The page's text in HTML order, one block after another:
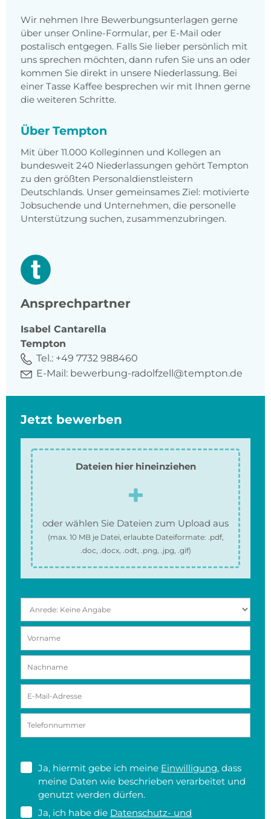
Wir nehmen Ihre Bewerbungsunterlagen gerne
über unser Online-Formular, per E-Mail oder
postalisch entgegen. Falls Sie lieber persönlich mit
uns sprechen möchten, dann rufen Sie uns an oder
kommen Sie direkt in unsere Niederlassung. Bei
einer Tasse Kaffee besprechen wir mit Ihnen gerne
die weiteren Schritte.
Über Tempton
Mit über 11.000 Kolleginnen und Kollegen an
bundesweit 240 Niederlassungen gehört Tempton
zu den größten Personaldienstleistern
Deutschlands. Unser gemeinsames Ziel: motivierte
Jobsuchende und Unternehmen, die personelle
Unterstützung suchen, zusammenzubringen.
Ansprechpartner
Isabel Cantarella
Tempton
Tel.: +49 7732 988460
E-Mail: bewerbung-radolfzell@tempton.de
Jetzt bewerben
Dateien hier hineinziehen
oder wählen Sie Dateien zum Upload aus
(max. 10 MBje Datei, erlaubte Dateiformate: .pdf,
.doc, .docx, .odt, .png, .jpg, .gif)
Ja, hiermit gebe ich meine Einwilligung, dass
meine Daten wie beschrieben verarbeitet und
genutzt werden dürfen.
Ja, ich habe die Datenschutz- und